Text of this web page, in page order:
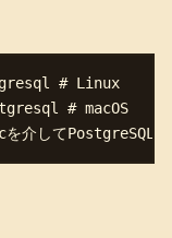
# Linux
# macOS